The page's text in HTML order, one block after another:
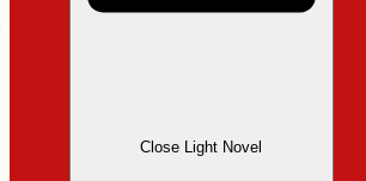
Close Light Novel